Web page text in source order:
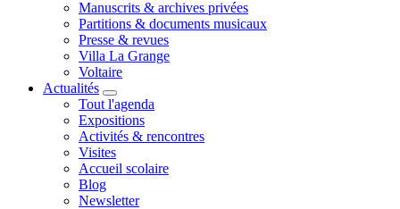
Manuscrits & archives privées
Partitions & documents musicaux
Presse & revues
Villa La Grange
Voltaire
Actualités
Tout l'agenda
Expositions
Activités & rencontres
Visites
Accueil scolaire
Blog
Newsletter